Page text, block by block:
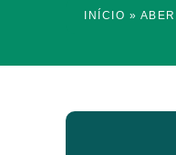
INÍCIO »